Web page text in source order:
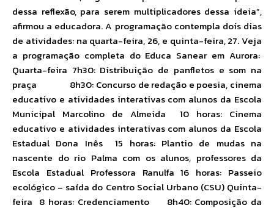
dessa reflexão, para serem multiplicadores dessa ideia”,
afirmou a educadora. A programação contempla dois dias
de atividades: na quarta-feira, 26, e quinta-feira, 27. Veja
a programação completa do Educa Sanear em Aurora:
Quarta-feira 7h30: Distribuição de panfletos e som na
praça 8h30: Concurso de redação e poesia, cinema
educativo e atividades interativas com alunos da Escola
Municipal Marcolino de Almeida 10 horas: Cinema
educativo e atividades interativas com alunos da Escola
Estadual Dona Inês 15 horas: Plantio de mudas na
nascente do rio Palma com os alunos, professores da
Escola Estadual Professora Ranulfa 16 horas: Passeio
ecológico – saída do Centro Social Urbano (CSU) Quinta-
feira 8 horas: Credenciamento 8h40: Composição da